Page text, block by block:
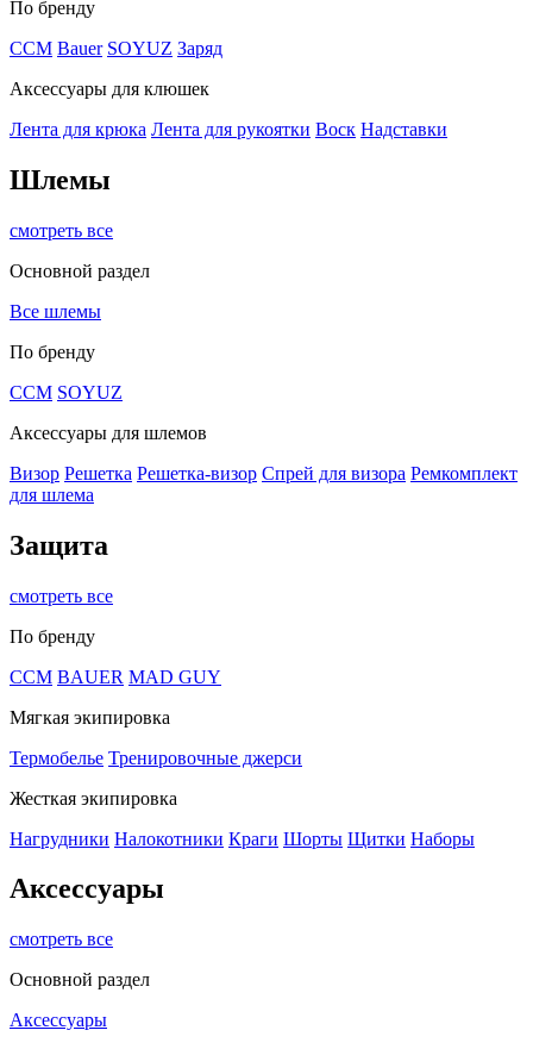
По бренду
CCM Bauer SOYUZ Заряд
Аксессуары для клюшек
Лента для крюка Лента для рукоятки Воск Надставки
Шлемы
смотреть все
Основной раздел
Все шлемы
По бренду
CCM SOYUZ
Аксессуары для шлемов
Визор Решетка Решетка-визор Спрей для визора Ремкомплект
для шлема
Защита
смотреть все
По бренду
CCM BAUER MAD GUY
Мягкая экипировка
Термобелье Тренировочные джерси
Жесткая экипировка
Нагрудники Налокотники Краги Шорты Щитки Наборы
Аксессуары
смотреть все
Основной раздел
Аксессуары